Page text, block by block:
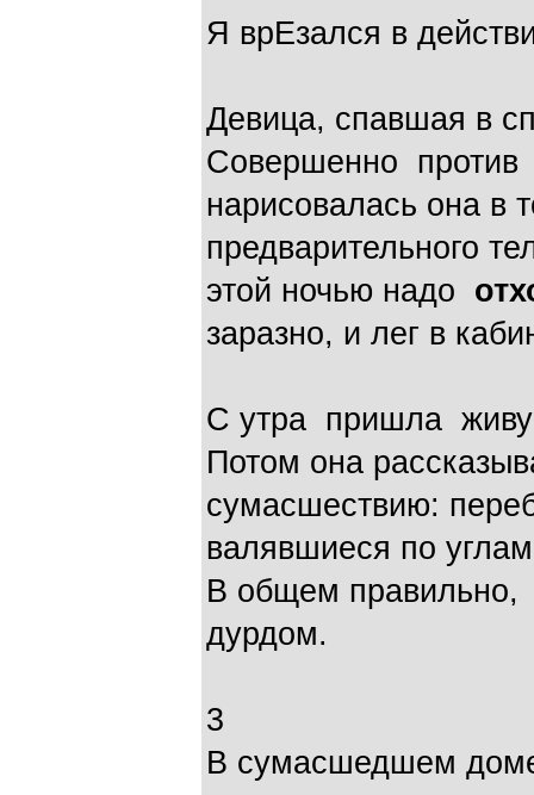
Я врЕзался в
Девица, спавшая в
Совершенно против
нарисовалась она в
предварительного
этой ночью надо
заразно, и лег в
С утра пришла
Потом она
сумасшествию:
валявшиеся по
В общем правильно,
дурдом.
3
В сумасшедшем